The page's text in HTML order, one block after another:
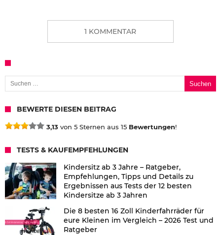
1 KOMMENTAR
Suchen nach:
BEWERTE DIESEN BEITRAG
3,13 von 5 Sternen aus 15 Bewertungen!
TESTS & KAUFEMPFEHLUNGEN
Kindersitz ab 3 Jahre – Ratgeber,
Empfehlungen, Tipps und Details zu
Ergebnissen aus Tests der 12 besten
Kindersitze ab 3 Jahren
Die 8 besten 16 Zoll Kinderfahrräder für
eure Kleinen im Vergleich – 2026 Test und
Ratgeber